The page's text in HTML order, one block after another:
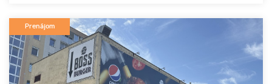
Prenájom